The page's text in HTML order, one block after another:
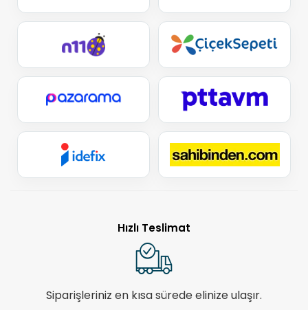
Hızlı Teslimat
Siparişleriniz en kısa sürede elinize ulaşır.